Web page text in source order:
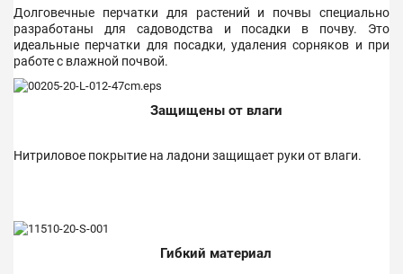
Долговечные перчатки для растений и почвы специально
разработаны для садоводства и посадки в почву. Это
идеальные перчатки для посадки, удаления сорняков и при
работе с влажной почвой.
Защищены от влаги
Нитриловое покрытие на ладони защищает руки от влаги.
Гибкий материал